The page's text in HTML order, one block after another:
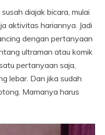
diajak bicara, mulai
aktivitas hariannya. Jadi
dengan pertanyaan
ultraman atau komik
pertanyaan saja,
lebar. Dan jika sudah
Mamanya harus